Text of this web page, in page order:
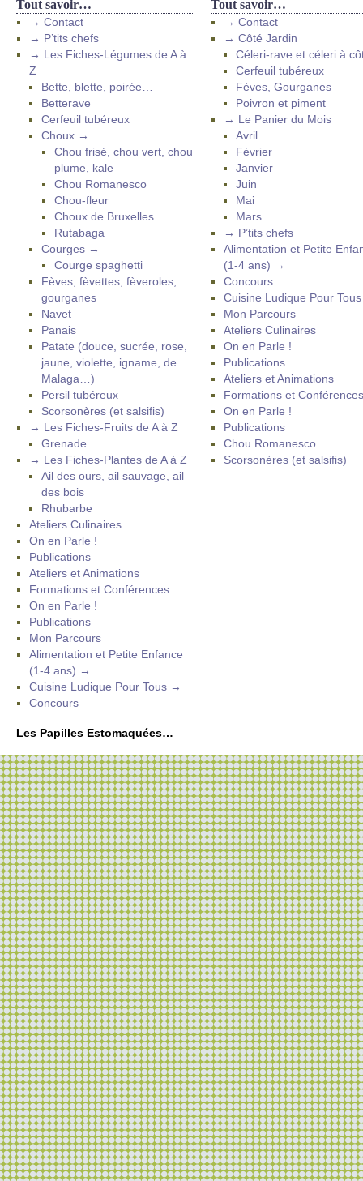
Tout savoir…
→ Contact
→ P’tits chefs
→ Les Fiches-Légumes de A à
Z
Bette, blette, poirée…
Betterave
Cerfeuil tubéreux
Choux →
Chou frisé, chou vert, chou
plume, kale
Chou Romanesco
Chou-fleur
Choux de Bruxelles
Rutabaga
Courges →
Courge spaghetti
Fèves, fèvettes, fèveroles,
gourganes
Navet
Panais
Patate (douce, sucrée, rose,
jaune, violette, igname, de
Malaga…)
Persil tubéreux
Scorsonères (et salsifis)
→ Les Fiches-Fruits de A à Z
Grenade
→ Les Fiches-Plantes de A à Z
Ail des ours, ail sauvage, ail
des bois
Rhubarbe
Ateliers Culinaires
On en Parle !
Publications
Ateliers et Animations
Formations et Conférences
On en Parle !
Publications
Mon Parcours
Alimentation et Petite Enfance
(1-4 ans) →
Cuisine Ludique Pour Tous →
Concours
Tout savoir…
→ Contact
→ Côté Jardin
Céleri-rave et céleri à
Cerfeuil tubéreux
Fèves, Gourganes
Poivron et piment
→ Le Panier du Mois
Avril
Février
Janvier
Juin
Mai
Mars
→ P’tits chefs
Alimentation et Petite
(1-4 ans) →
Concours
Cuisine Ludique Pour
Mon Parcours
Ateliers Culinaires
On en Parle !
Publications
Ateliers et Animations
Formations et Conférences
On en Parle !
Publications
Chou Romanesco
Scorsonères (et salsifis)
Les Papilles Estomaquées…